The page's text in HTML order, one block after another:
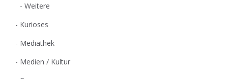
Weitere
Kurioses
Mediathek
Medien / Kultur